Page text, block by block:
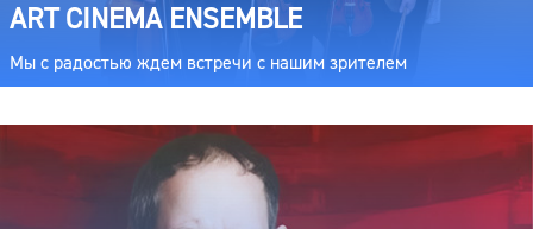
ART CINEMA ENSEMBLE
Мы с радостью ждем встречи с нашим зрителем